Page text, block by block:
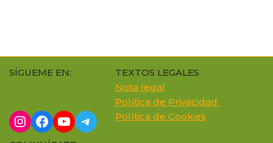
SÍGUEME EN:
TEXTOS LEGALES
Nota legal
Política de Privacidad
Política de Cookies